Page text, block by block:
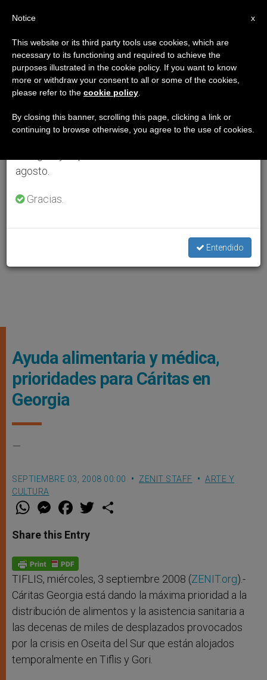
Ayuda alimentaria y médica,
prioridades para Cáritas en
Georgia
–
SEPTIEMBRE 03, 2008 00:00 ZENIT STAFF
ARTE Y
CULTURA
W
t
s
p
p
M
e
s
e
g
e
r
F
a
e
b
o
k
w
Share this Entry
TIFLIS, miércoles, 3 septiembre 2008 (ZENIT.org).-
Cáritas Georgia está dando la máxima prioridad a la
distribución de alimentos y la asistencia sanitaria a
las decenas de miles de desplazados provocados
por la crisis en Oseita del Sur que están alojados
temporalmente en Tiflis y Gori.
×
Aviso importante
Del 27 de julio al 7 de agosto haremos la pausa
anual, aprovechando que en el periodo de verano
se generan menos informaciones y también el
agosto.
Gracias.
Entendido
x
Notice
This website or its third party tools use cookies, which are
necessary to its functioning and required to achieve the
purposes illustrated in the cookie policy. If you want to know
more or withdraw your consent to all or some of the cookies,
please refer to the cookie policy
By closing this banner, scrolling this page, clicking a link or
continuing to browse otherwise, you agree to the use of cookies.